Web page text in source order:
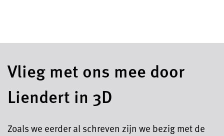
Vlieg met ons mee door
Liendert in 3D
Zoals we eerder al schreven zijn we bezig met de